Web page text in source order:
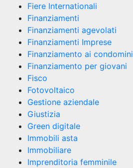
Fiere Internationali
Finanziamenti
Finanziamenti agevolati
Finanziamenti Imprese
Finanziamento ai condomini
Finanziamento per giovani
Fisco
Fotovoltaico
Gestione aziendale
Giustizia
Green digitale
Immobili asta
Immobiliare
Imprenditoria femminile